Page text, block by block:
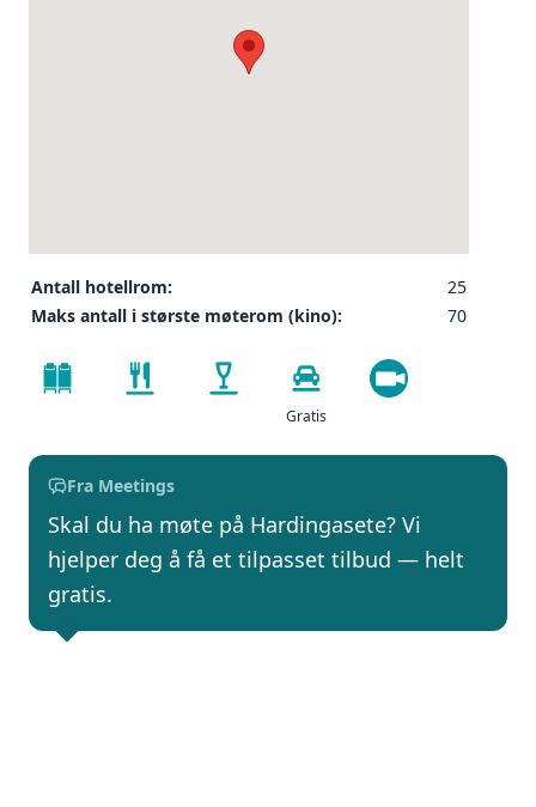
Antall hotellrom:
25
Maks antall i største møterom (kino):
70
Gratis
Fra Meetings
Skal du ha møte på Hardingasete? Vi
hjelper deg å få et tilpasset tilbud — helt
gratis.